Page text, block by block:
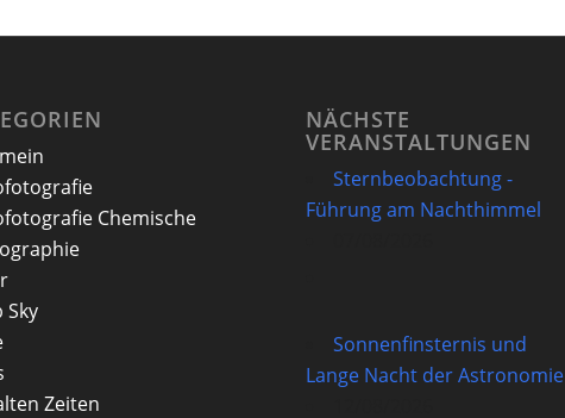
Chemische
Sky
Zeiten
NÄCHSTE
VERANSTALTUNGEN
Sternbeobachtung -
Führung am Nachthimmel
Sonnenfinsternis und
Lange Nacht der Astronomie